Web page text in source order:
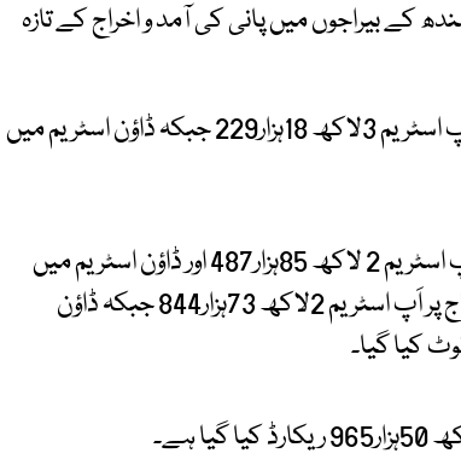
بیراجوں میں پانی کی آمد و اخراج کے تازہ
محکمہ آبپاشی سندھ کے مطابق گڈو بیراج پر اَپ اسٹریم 3لاکھ 18ہزار229 جبکہ ڈاؤن اسٹریم میں
فوکل پرسن زبیر چنہ نے بتایا کہ سکھر بیراج پر اَپ اسٹریم 2 لاکھ 85ہزار487 اور ڈاؤن اسٹریم میں
اخراج 2لاکھ 34ہزار717 کیوسک رہا۔ کوٹری بیراج پر اَپ اسٹریم 2لاکھ 73ہزار844 جبکہ ڈاؤن